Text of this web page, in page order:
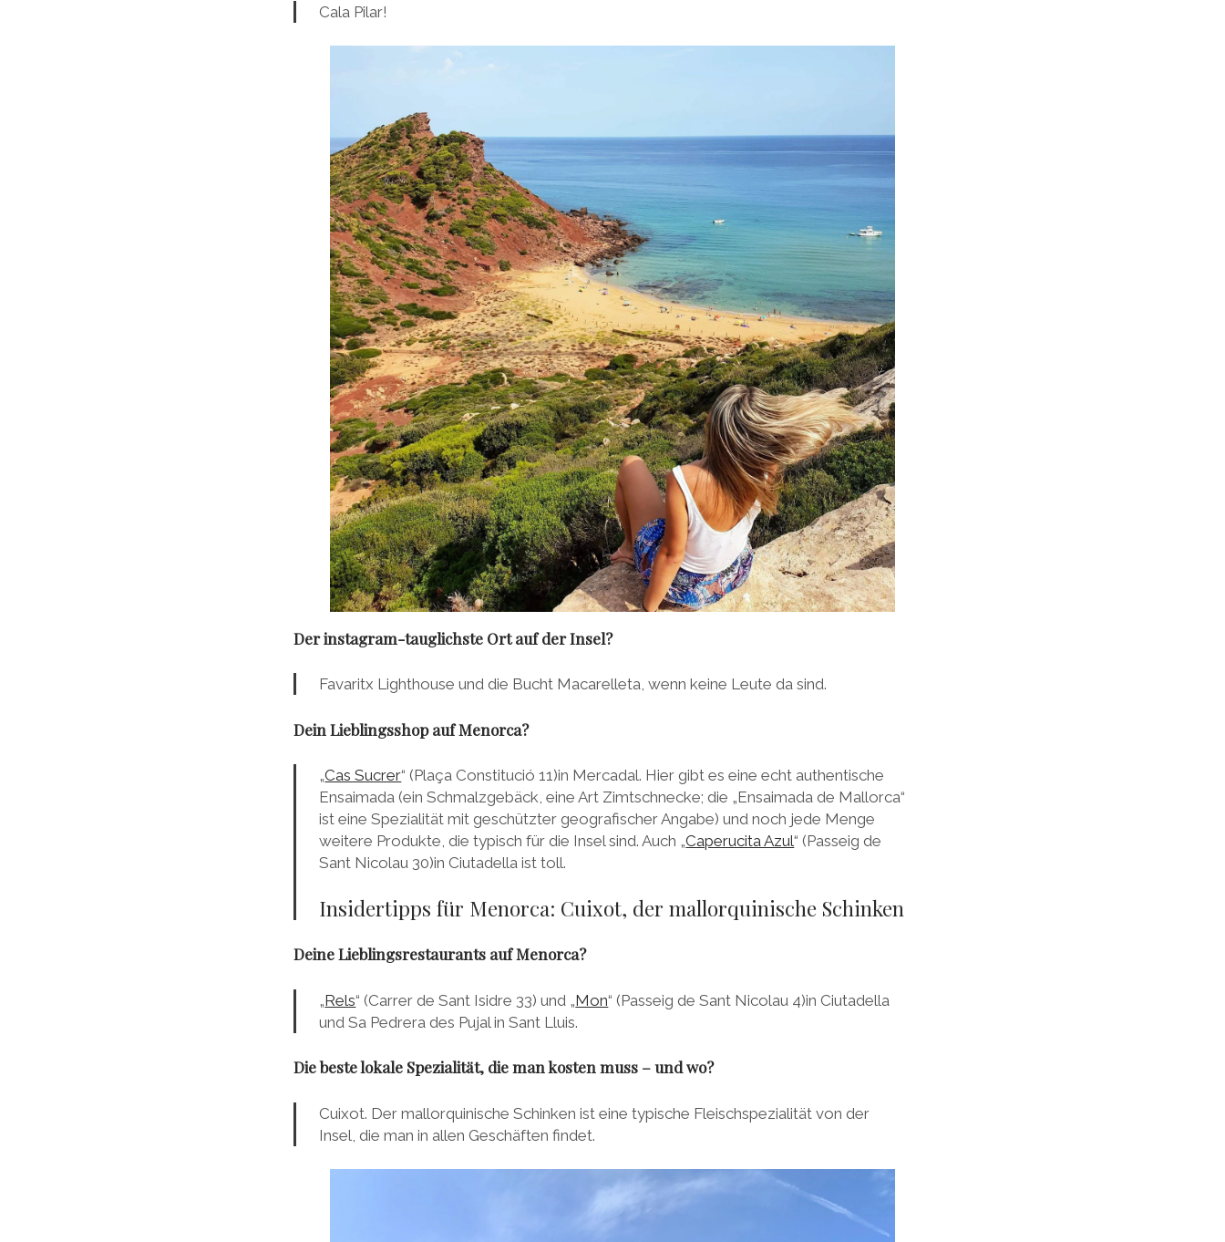
Cala Pilar!
Der instagram-tauglichste Ort auf der Insel?
Favaritx Lighthouse und die Bucht Macarelleta, wenn keine Leute da sind.
Dein Lieblingsshop auf Menorca?
„Cas Sucrer“ (Plaça Constitució 11)in Mercadal. Hier gibt es eine echt authentische
Ensaimada (ein Schmalzgebäck, eine Art Zimtschnecke; die „Ensaimada de Mallorca“
ist eine Spezialität mit geschützter geografischer Angabe) und noch jede Menge
weitere Produkte, die typisch für die Insel sind. Auch „Caperucita Azul“ (Passeig de
Sant Nicolau 30)in Ciutadella ist toll.
Insidertipps für Menorca: Cuixot, der mallorquinische Schinken
Deine Lieblingsrestaurants auf Menorca?
„Rels“ (Carrer de Sant Isidre 33) und „Mon“ (Passeig de Sant Nicolau 4)in Ciutadella
und Sa Pedrera des Pujal in Sant Lluis.
Die beste lokale Spezialität, die man kosten muss – und wo?
Cuixot. Der mallorquinische Schinken ist eine typische Fleischspezialität von der
Insel, die man in allen Geschäften findet.